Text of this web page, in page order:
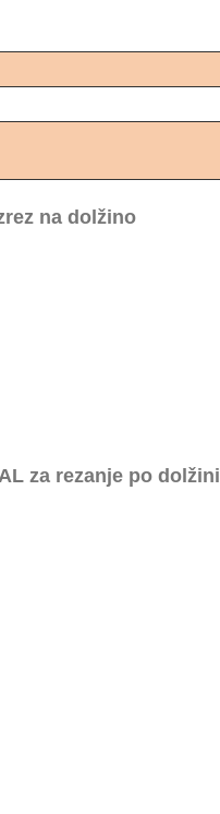
na dolžino
za rezanje po dolžini